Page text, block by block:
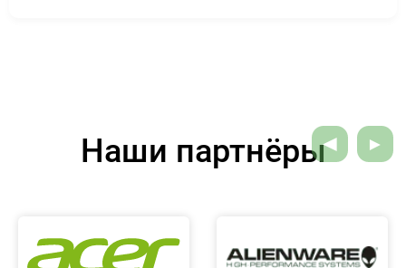
Наши партнёры